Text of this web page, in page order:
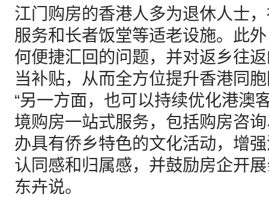
江门购房的香港人多为退休人士
服务和长者饭堂等适老设施。此
何便捷汇回的问题，并对返乡往
当补贴，从而全方位提升香港同
“另一方面，也可以持续优化港澳
境购房一站式服务，包括购房咨
办具有侨乡特色的文化活动，增
认同感和归属感，并鼓励房企开
东卉说。